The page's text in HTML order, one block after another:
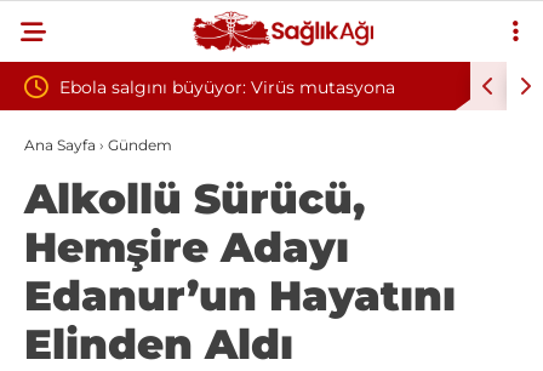
Virüs mutasyona Yılın ilk 6 ayında 10 bini aşkın
Ana Sayfa › Gündem
Alkollü Sürücü,
Hemşire Adayı
Edanur’un Hayatını
Elinden Aldı